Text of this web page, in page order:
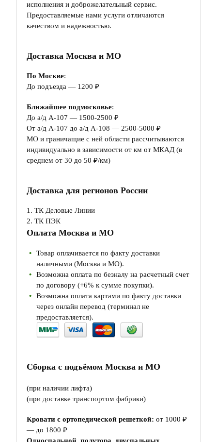
исполнения и доброжелательный сервис.
Предоставляемые нами услуги отличаются
качеством и надежностью.
Доставка Москва и МО
По Москве:
До подъезда — 1200 ₽
Ближайшее подмосковье:
До а/д А-107 — 1500-2500 ₽
От а/д А-107 до а/д А-108 — 2500-5000 ₽
МО и граничащие с ней области рассчитываются
индивидуально в зависимости от км от МКАД (в
среднем от 30 до 50 ₽/км)
Доставка для регионов России
1. ТК Деловые Линии
2. ТК ПЭК
Оплата Москва и МО
Товар оплачивается по факту доставки
наличными (Москва и МО).
Возможна оплата по безналу на расчетный счет
по договору (+6% к сумме покупки).
Возможна оплата картами по факту доставки
через онлайн перевод (терминал не
предоставляется).
Сборка с подъёмом Москва и МО
(при наличии лифта)
(при доставке транспортом фабрики)
Кровати с ортопедической решеткой: от 1000 ₽
— до 1800 ₽
Односпальной, полутора, двуспальных